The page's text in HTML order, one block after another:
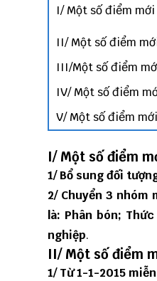
I/ Một số điểm
II/ Một số điểm
III/Một số điểm
IV/ Một số điểm
V/ Một số điểm
I/ Một số điểm
1/ Bổ sung đối
2/ Chuyển 3 nhóm
là: Phân bón;
nghiệp.
II/ Một số điểm
1/ Từ 1-1-2015